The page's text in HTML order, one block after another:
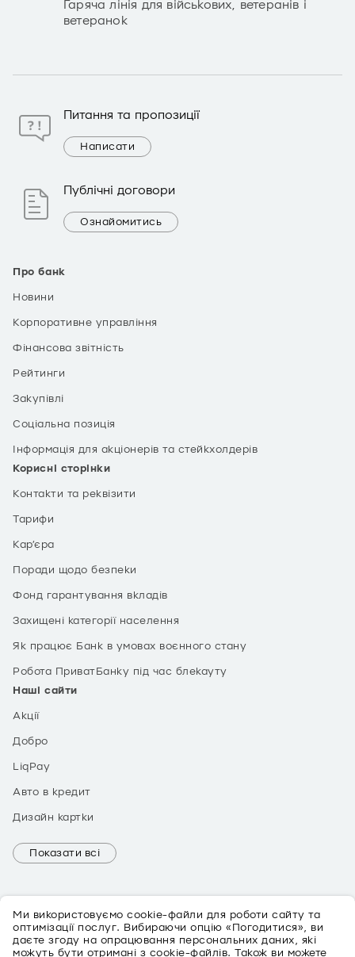
Ми використовуємо cookie-файли для роботи сайту та
оптимізації послуг. Вибираючи опцію «Погодитися», ви
даєте згоду на опрацювання персональних даних, які
можуть бути отримані з cookie-файлів. Також ви можете
Про банк
Новини
Корпоративне управління
Фінансова звітність
Рейтинги
Закупівлі
Соціальна позиція
Інформація для акціонерів та стейкхолдерів
Корисні сторінки
Контакти та реквізити
Тарифи
Кар’єра
Поради щодо безпеки
Фонд гарантування вкладів
Захищені категорії населення
Як працює Банк в умовах воєнного стану
Робота ПриватБанку під час блекауту
Наші сайти
Акції
Добро
LiqPay
Авто в кредит
Дизайн картки
Показати всі
Гаряча лінія для військових, ветеранів і
ветеранок
Питання та пропозиції
Написати
Публічні договори
Ознайомитись